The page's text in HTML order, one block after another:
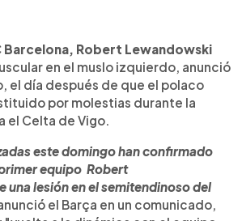
artículo
Barcelona, Robert Lewandowski
en el muslo izquierdo, anunció
el día después de que el polaco
por molestias durante la
Celta de Vigo.
este domingo han confirmado
equipo Robert
una lesión en el semitendinoso del
anunció el Barça en un comunicado,